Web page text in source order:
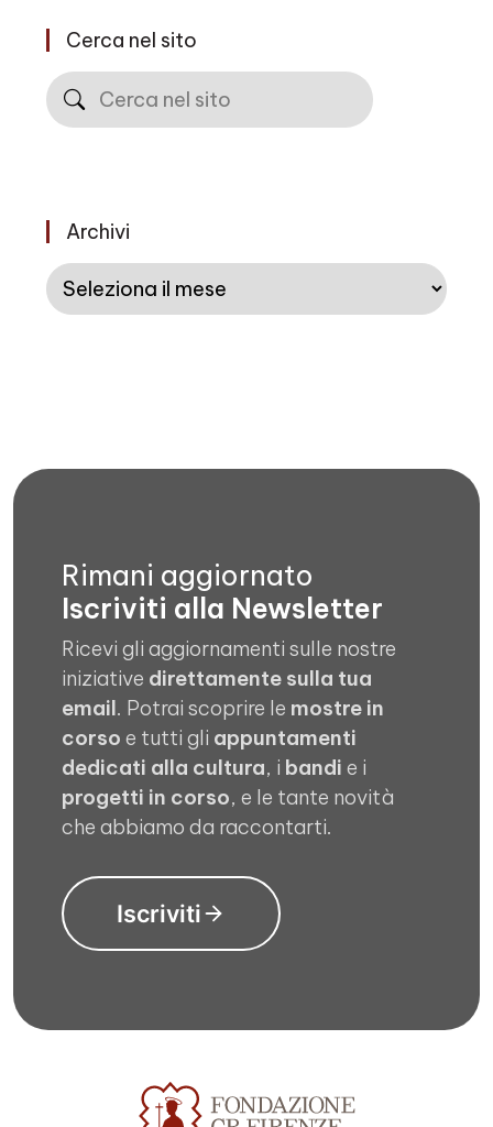
Cerca nel sito
Cerca
Archivi
Archivi
Rimani aggiornato
Iscriviti alla Newsletter
Ricevi gli aggiornamenti sulle nostre
iniziative direttamente sulla tua
email. Potrai scoprire le mostre in
corso e tutti gli appuntamenti
dedicati alla cultura, i bandi e i
progetti in corso, e le tante novità
che abbiamo da raccontarti.
Iscriviti